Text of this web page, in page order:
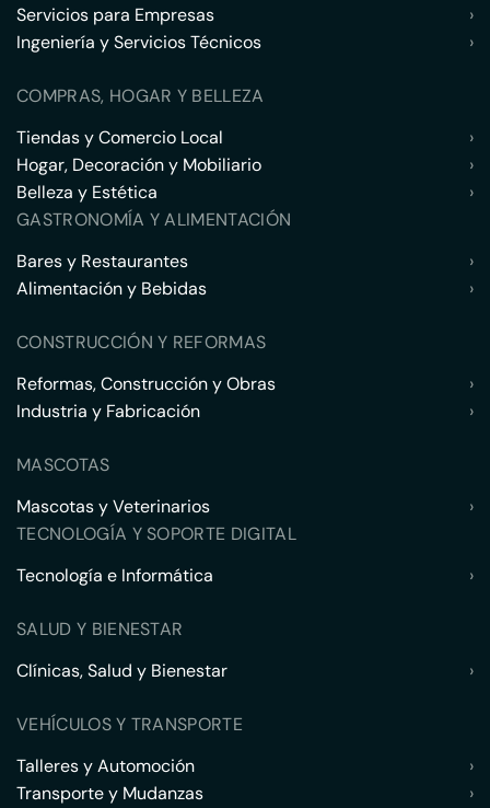
Servicios para Empresas
›
Ingeniería y Servicios Técnicos
›
COMPRAS, HOGAR Y BELLEZA
Tiendas y Comercio Local
›
Hogar, Decoración y Mobiliario
›
Belleza y Estética
›
GASTRONOMÍA Y ALIMENTACIÓN
Bares y Restaurantes
›
Alimentación y Bebidas
›
CONSTRUCCIÓN Y REFORMAS
Reformas, Construcción y Obras
›
Industria y Fabricación
›
MASCOTAS
Mascotas y Veterinarios
›
TECNOLOGÍA Y SOPORTE DIGITAL
Tecnología e Informática
›
SALUD Y BIENESTAR
Clínicas, Salud y Bienestar
›
VEHÍCULOS Y TRANSPORTE
Talleres y Automoción
›
Transporte y Mudanzas
›